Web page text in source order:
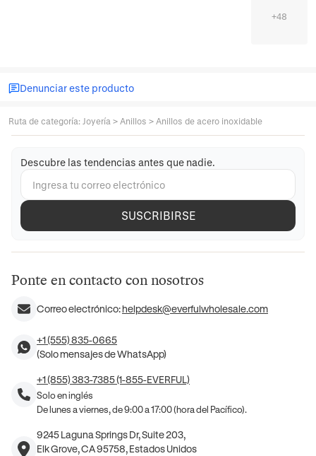
+48
Denunciar este producto
Ruta de categoría: Joyería > Anillos > Anillos de acero inoxidable
Descubre las tendencias antes que nadie.
SUSCRIBIRSE
Ponte en contacto con nosotros
Correo electrónico:helpdesk@everfulwholesale.com
+1 (555) 835-0665
(Solo mensajes de WhatsApp)
+1 (855) 383-7385 (1-855-EVERFUL)
Solo en inglés
De lunes a viernes, de 9:00 a 17:00 (hora del Pacífico).
9245 Laguna Springs Dr, Suite 203,
Elk Grove, CA 95758, Estados Unidos